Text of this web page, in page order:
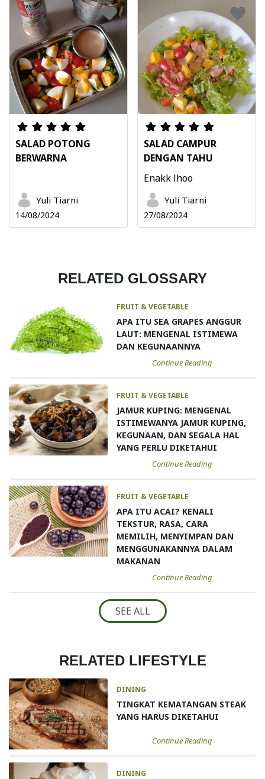
SALAD POTONG
BERWARNA
Yuli Tiarni
14/08/2024
SALAD CAMPUR
DENGAN TAHU
Enakk lhoo
Yuli Tiarni
27/08/2024
RELATED GLOSSARY
FRUIT & VEGETABLE
APA ITU SEA GRAPES ANGGUR
LAUT: MENGENAL ISTIMEWA
DAN KEGUNAANNYA
Continue Reading
FRUIT & VEGETABLE
JAMUR KUPING: MENGENAL
ISTIMEWANYA JAMUR KUPING,
KEGUNAAN, DAN SEGALA HAL
YANG PERLU DIKETAHUI
Continue Reading
FRUIT & VEGETABLE
APA ITU ACAI? KENALI
TEKSTUR, RASA, CARA
MEMILIH, MENYIMPAN DAN
MENGGUNAKANNYA DALAM
MAKANAN
Continue Reading
SEE ALL
RELATED LIFESTYLE
DINING
TINGKAT KEMATANGAN STEAK
YANG HARUS DIKETAHUI
Continue Reading
DINING